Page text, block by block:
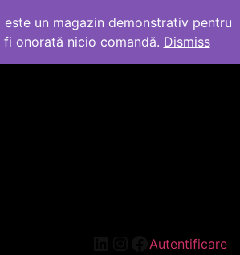
LinkedIn
Instagram
Facebook
Autentificare
este un magazin demonstrativ pentru
onorată nicio comandă. Dismiss